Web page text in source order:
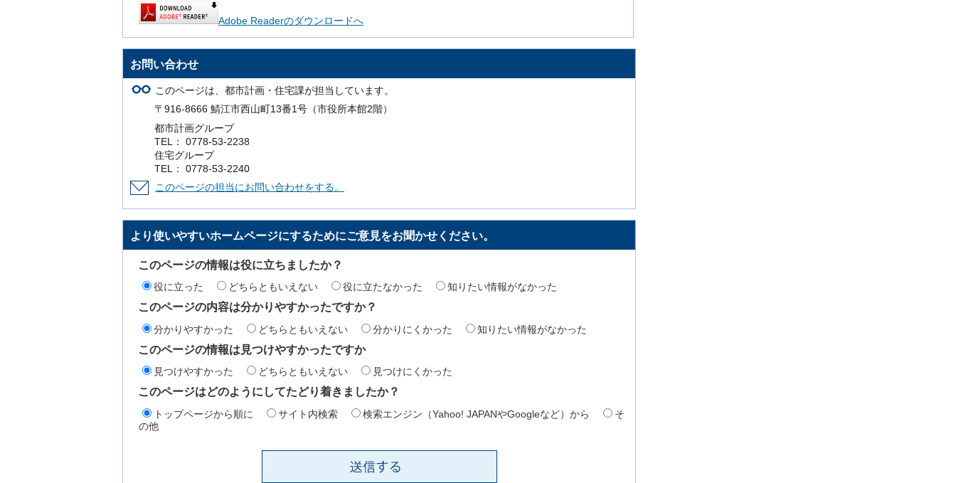
Adobe Readerのダウンロードへ
お問い合わせ
このページは、都市計画・住宅課が担当しています。
〒916-8666 鯖江市西山町13番1号（市役所本館2階）
都市計画グループ
TEL： 0778-53-2238
住宅グループ
TEL： 0778-53-2240
このページの担当にお問い合わせをする。
より使いやすいホームページにするためにご意見をお聞かせください。
このページの情報は役に立ちましたか？
役に立った どちらともいえない 役に立たなかった 知りたい情報がなかった
このページの内容は分かりやすかったですか？
分かりやすかった どちらともいえない 分かりにくかった 知りたい情報がなかった
このページの情報は見つけやすかったですか
見つけやすかった どちらともいえない 見つけにくかった
このページはどのようにしてたどり着きましたか？
トップページから順に サイト内検索 検索エンジン（Yahoo! JAPANやGoogleなど）から
そ
の他